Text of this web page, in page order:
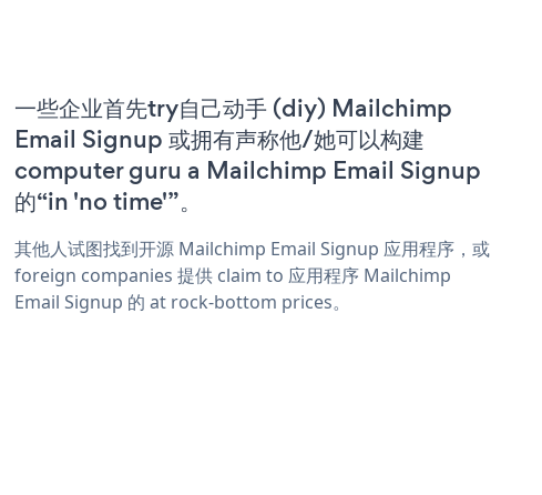
一些企业首先try自己动手 (diy) Mailchimp
Email Signup 或拥有声称他/她可以构建
computer guru a Mailchimp Email Signup
的“in 'no time'”。
其他人试图找到开源 Mailchimp Email Signup 应用程序，或
foreign companies 提供 claim to 应用程序 Mailchimp
Email Signup 的 at rock-bottom prices。